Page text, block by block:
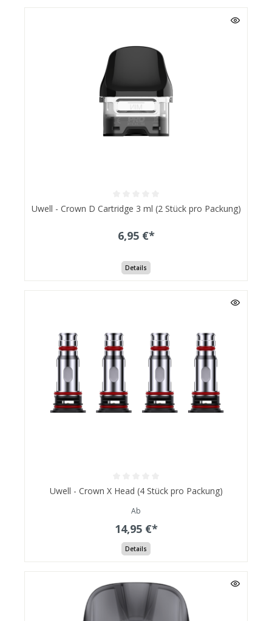
Uwell - Crown D Cartridge 3 ml (2 Stück pro Packung)
6,95 €*
Details
Uwell - Crown X Head (4 Stück pro Packung)
Ab
14,95 €*
Details